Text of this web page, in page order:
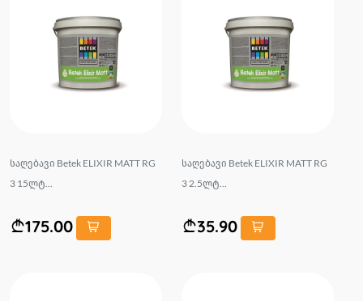
საღებავი Betek ELIXIR MATT RG
3 15ლტ...
175.00
საღებავი Betek ELIXIR MATT RG
3 2.5ლტ...
35.90